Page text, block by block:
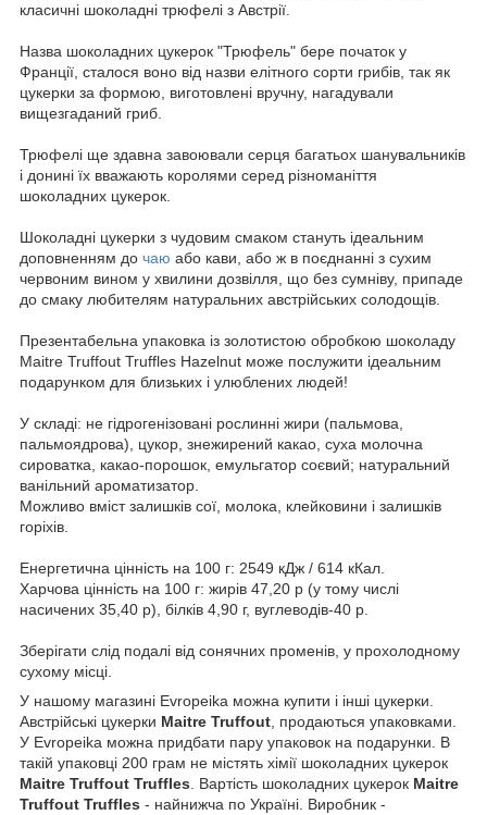
класичні шоколадні трюфелі з Австрії.
Назва шоколадних цукерок "Трюфель" бере початок у
Франції, сталося воно від назви елітного сорти грибів, так як
цукерки за формою, виготовлені вручну, нагадували
вищезгаданий гриб.
Трюфелі ще здавна завоювали серця багатьох шанувальників
і донині їх вважають королями серед різноманіття
шоколадних цукерок.
Шоколадні цукерки з чудовим смаком стануть ідеальним
доповненням до чаю або кави, або ж в поєднанні з сухим
червоним вином у хвилини дозвілля, що без сумніву, припаде
до смаку любителям натуральних австрійських солодощів.
Презентабельна упаковка із золотистою обробкою шоколаду
Maitre Truffout Truffles Hazelnut може послужити ідеальним
подарунком для близьких і улюблених людей!
У складі: не гідрогенізовані рослинні жири (пальмова,
пальмоядрова), цукор, знежирений какао, суха молочна
сироватка, какао-порошок, емульгатор соєвий; натуральний
ванільний ароматизатор.
Можливо вміст залишків сої, молока, клейковини і залишків
горіхів.
Енергетична цінність на 100 г: 2549 кДж / 614 кКал.
Харчова цінність на 100 г: жирів 47,20 р (у тому числі
насичених 35,40 р), білків 4,90 г, вуглеводів-40 р.
Зберігати слід подалі від сонячних променів, у прохолодному
сухому місці.
У нашому магазині Evropeika можна купити і інші цукерки.
Австрійські цукерки Maitre Truffout , продаються упаковками.
У Evropeika можна придбати пару упаковок на подарунки. В
такій упаковці 200 грам не містять хімії шоколадних цукерок
Maitre Truffout Truffles . Вартість шоколадних цукерок Maitre
Truffout Truffles - найнижча по Україні. Виробник -